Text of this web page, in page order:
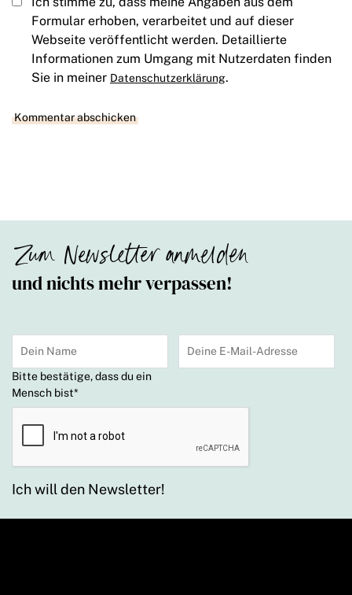
Formular erhoben, verarbeitet und auf dieser
Webseite veröffentlicht werden. Detaillierte
Informationen zum Umgang mit Nutzerdaten finden
Sie in meiner Datenschutzerklärung.
Zum Newsletter anmelden
und nichts mehr verpassen!
Bitte bestätige, dass du ein
Mensch bist*
Ich will den Newsletter!